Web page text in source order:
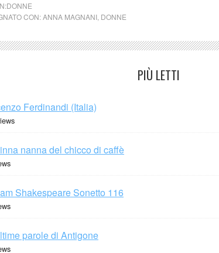
DONNE
CON:ANNA MAGNANI DONNE
PIÙ LETTI
Ferdinandi (Italia)
nanna del chicco di caffè
Shakespeare Sonetto 116
parole di Antigone